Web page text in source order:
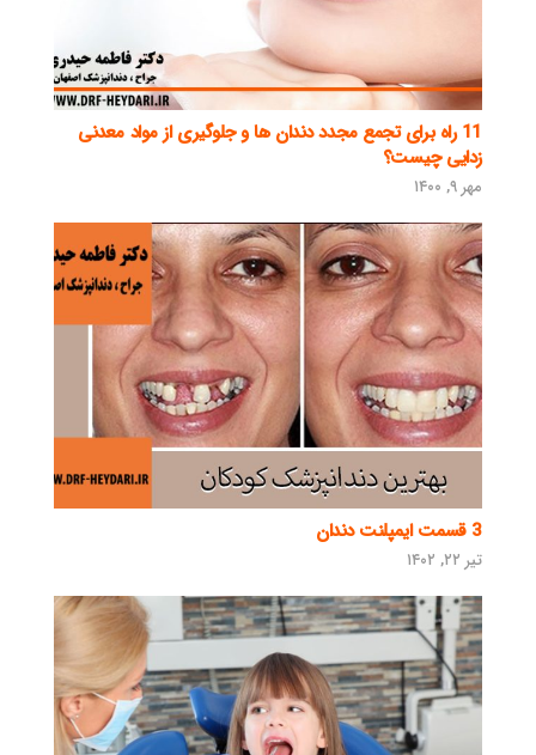
11 راه برای تجمع مجدد دندان ها و جلوگیری از مواد معدنی
زدایی چیست؟
مهر ۹, ۱۴۰۰
3 قسمت ایمپلنت دندان
تیر ۲۲, ۱۴۰۲